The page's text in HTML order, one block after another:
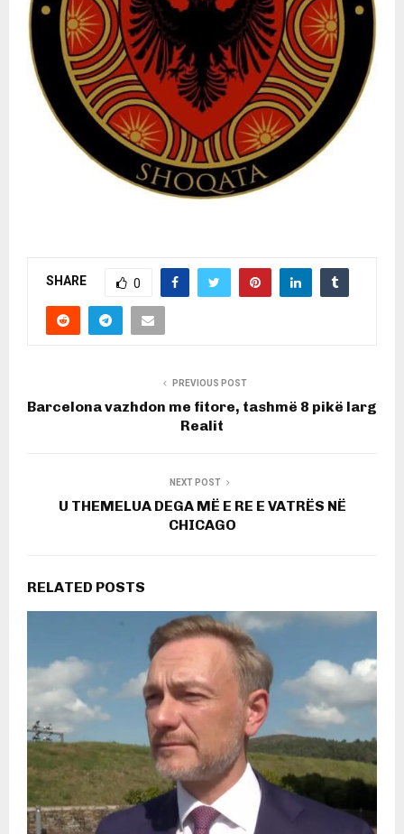
SHARE 0
PREVIOUS POST
Barcelona vazhdon me fitore, tashmë 8 pikë larg
Realit
NEXT POST
U THEMELUA DEGA MË E RE E VATRËS NË
CHICAGO
RELATED POSTS